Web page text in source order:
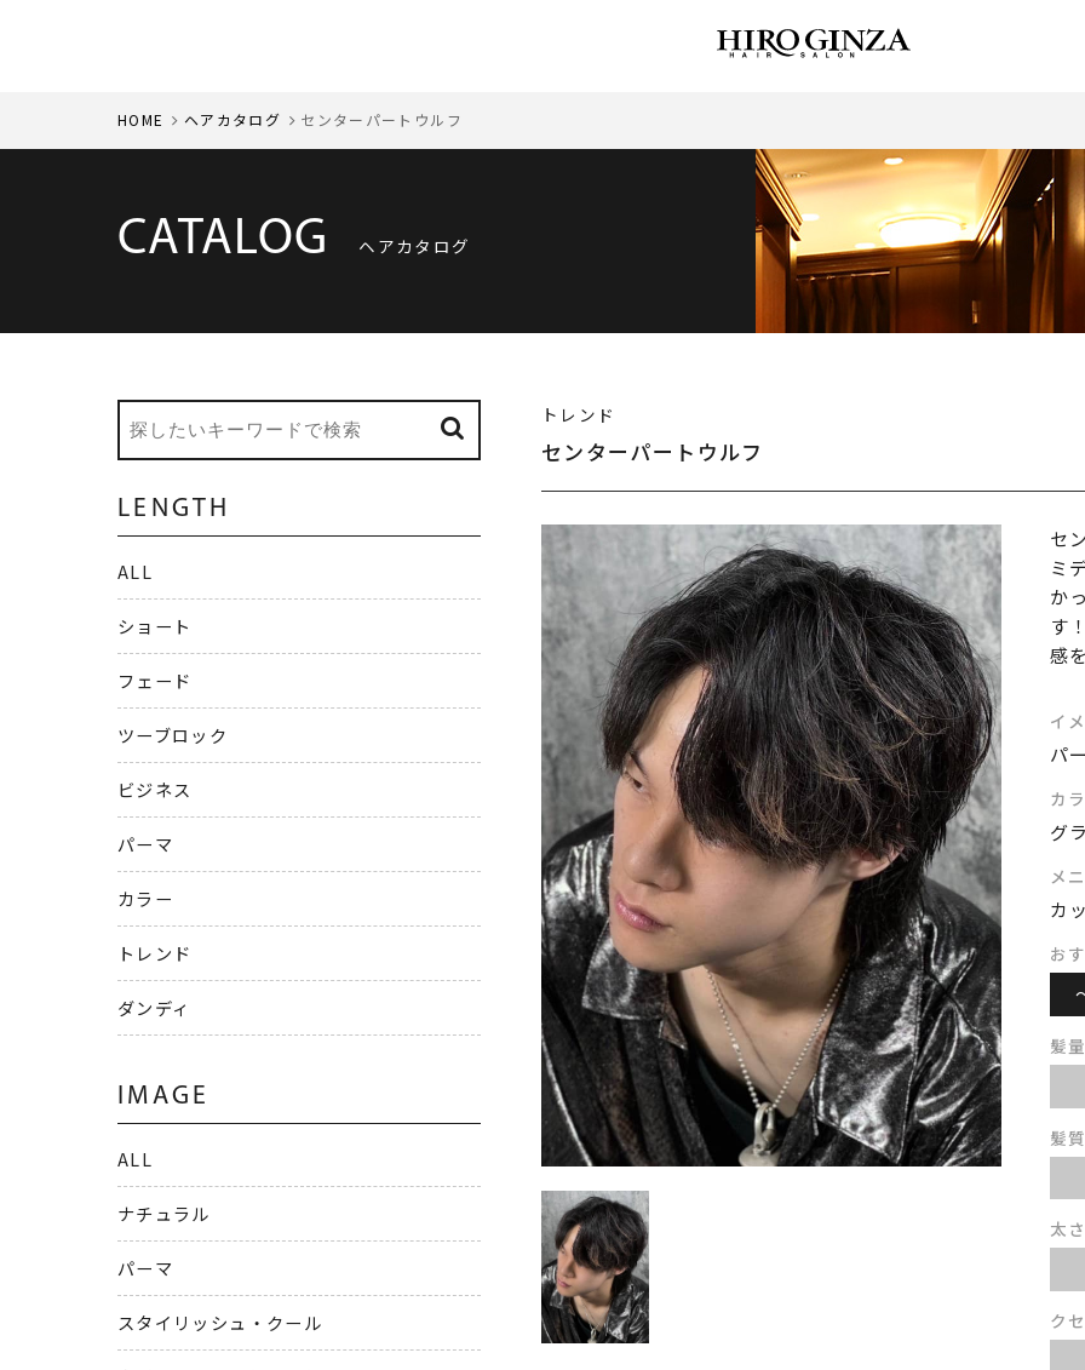
HOME ヘアカタログ センターパートウルフ
CATALOG ヘアカタログ
トレンド
センターパートウルフ
セ
ミ
か
す
感
イ
パ
カ
グ
メ
カ
お
髪
髪
太
ク
LENGTH
ALL
ショート
フェード
ツーブロック
ビジネス
パーマ
カラー
トレンド
ダンディ
IMAGE
ALL
ナチュラル
パーマ
スタイリッシュ・クール